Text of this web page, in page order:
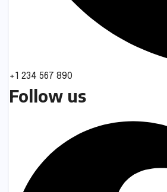
+1 234 567 890
Follow us